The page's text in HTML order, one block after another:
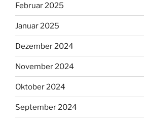
Februar 2025
Januar 2025
Dezember 2024
November 2024
Oktober 2024
September 2024